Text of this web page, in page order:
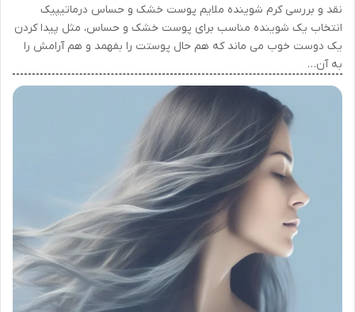
نقد و بررسی کرم شوینده ملایم پوست خشک و حساس درماتیپیک
انتخاب یک شوینده مناسب برای پوست خشک و حساس، مثل پیدا کردن
یک دوست خوب می ماند که هم حال پوستت را بفهمد و هم آرامش را
به آن…